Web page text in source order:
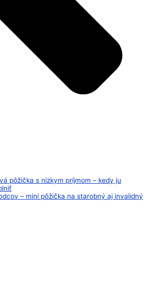
pôžička s nízkym príjmom – kedy ju
– mini pôžička na starobný aj invalidný